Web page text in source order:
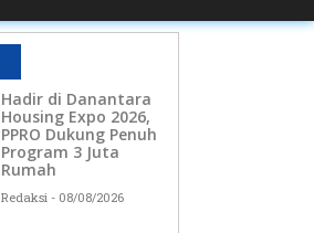
Hadir di Danantara
Housing Expo 2026,
PPRO Dukung Penuh
Program 3 Juta
Rumah
Redaksi 08/08/2026